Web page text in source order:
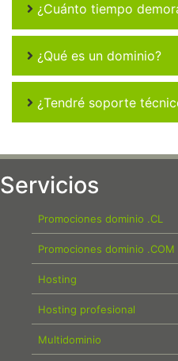
¿Cuánto tiempo
¿Qué es un dominio?
¿Tendré soporte
Servicios
Promociones dominio .CL
Promociones dominio .COM
Hosting
Hosting profesional
Multidominio